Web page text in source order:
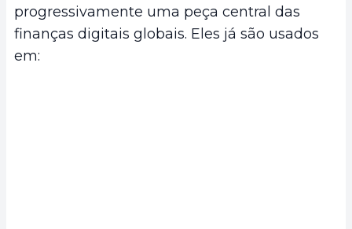
progressivamente uma peça central das
finanças digitais globais. Eles já são usados
em: